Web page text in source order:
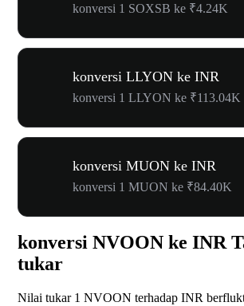
konversi 1 SOXSB ke ₹4.24K
konversi LLYON ke INR
konversi 1 LLYON ke ₹113.04K
konversi MUON ke INR
konversi 1 MUON ke ₹84.40K
konversi NVOON ke INR
tukar
Nilai tukar 1 NVOON terhadap INR